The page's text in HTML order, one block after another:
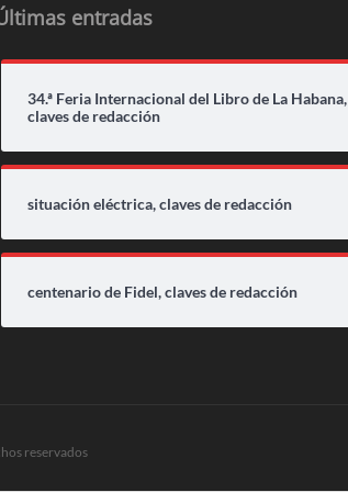
entradas
34.ª Feria Internacional del Libro de La Habana,
claves de redacción
situación eléctrica, claves de redacción
centenario de Fidel, claves de redacción
reservados